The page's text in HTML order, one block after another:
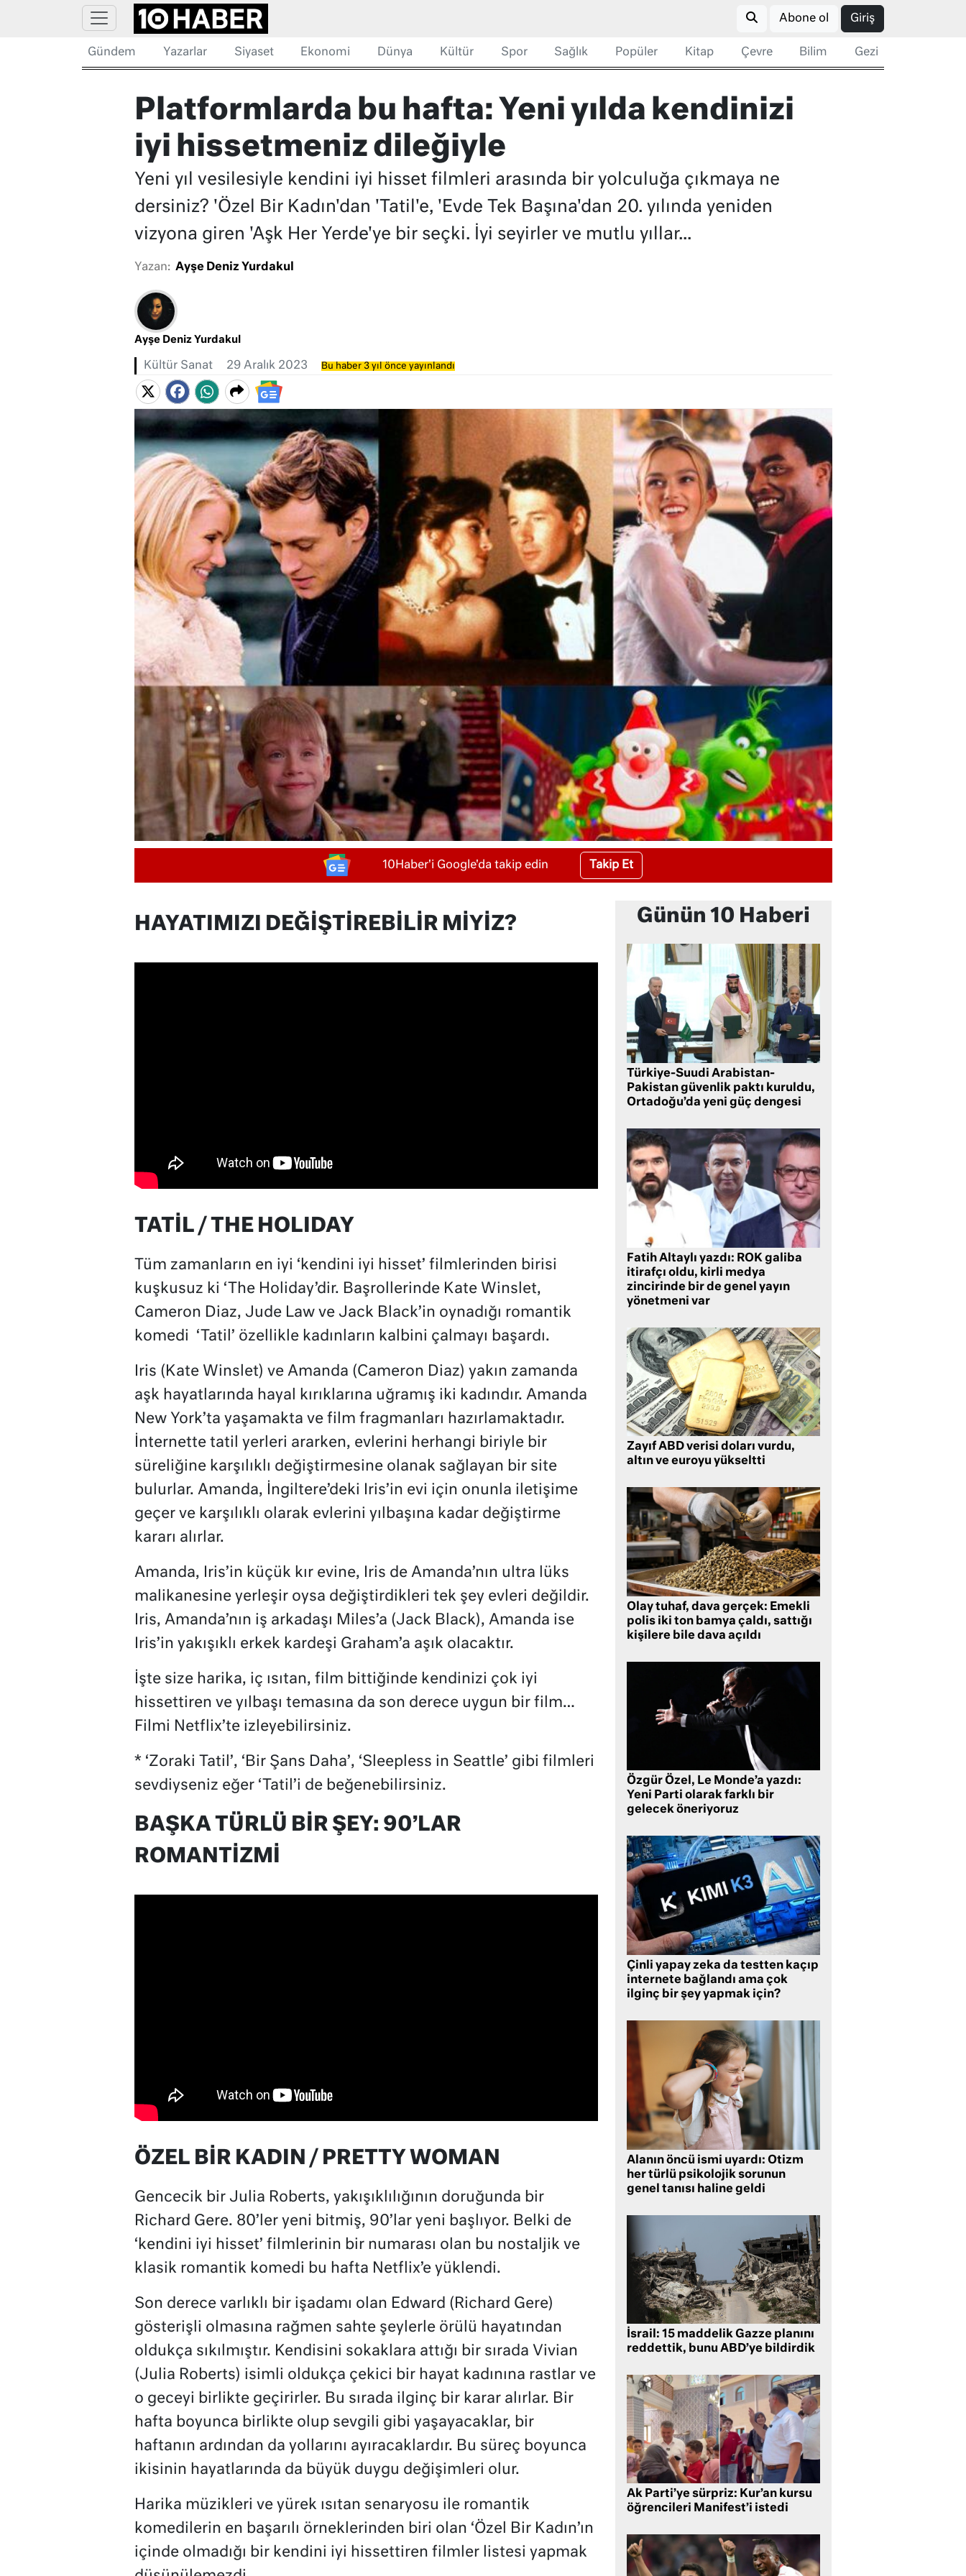
Abone ol Giriş
Gündem Yazarlar Siyaset Ekonomi Dünya Kültür Spor Sağlık Popüler Kitap Çevre Bilim Gezi
Platformlarda bu hafta: Yeni yılda kendinizi
iyi hissetmeniz dileğiyle
Yeni yıl vesilesiyle kendini iyi hisset filmleri arasında bir yolculuğa çıkmaya ne
dersiniz? 'Özel Bir Kadın'dan 'Tatil'e, 'Evde Tek Başına'dan 20. yılında yeniden
vizyona giren 'Aşk Her Yerde'ye bir seçki. İyi seyirler ve mutlu yıllar...
Yazan: Ayşe Deniz Yurdakul
Ayşe Deniz Yurdakul
Kültür Sanat 29 Aralık 2023 Bu haber 3 yıl önce yayınlandı
10Haber'i Google'da takip edin Takip Et
HAYATIMIZI DEĞİŞTİREBİLİR MİYİZ?
TATİL / THE HOLIDAY
Tüm zamanların en iyi ‘kendini iyi hisset’ filmlerinden birisi
kuşkusuz ki ‘The Holiday’dir. Başrollerinde Kate Winslet,
Cameron Diaz, Jude Law ve Jack Black’in oynadığı romantik
komedi ‘ Tatil’ özellikle kadınların kalbini çalmayı başardı.
Iris (Kate Winslet) ve Amanda (Cameron Diaz) yakın zamanda
aşk hayatlarında hayal kırıklarına uğramış iki kadındır. Amanda
New York’ta yaşamakta ve film fragmanları hazırlamaktadır.
İnternette tatil yerleri ararken, evlerini herhangi biriyle bir
süreliğine karşılıklı değiştirmesine olanak sağlayan bir site
bulurlar. Amanda, İngiltere’deki Iris’in evi için onunla iletişime
geçer ve karşılıklı olarak evlerini yılbaşına kadar değiştirme
kararı alırlar.
Amanda, Iris’in küçük kır evine, Iris de Amanda’nın ultra lüks
malikanesine yerleşir oysa değiştirdikleri tek şey evleri değildir.
Iris, Amanda’nın iş arkadaşı Miles’a (Jack Black), Amanda ise
Iris’in yakışıklı erkek kardeşi Graham’a aşık olacaktır.
İşte size harika, iç ısıtan, film bittiğinde kendinizi çok iyi
hissettiren ve yılbaşı temasına da son derece uygun bir film…
Filmi Netflix’te izleyebilirsiniz.
* ‘Zoraki Tatil’, ‘Bir Şans Daha’, ‘Sleepless in Seattle’ gibi filmleri
sevdiyseniz eğer ‘Tatil’i de beğenebilirsiniz.
BAŞKA TÜRLÜ BİR ŞEY: 90’LAR
ROMANTİZMİ
ÖZEL BİR KADIN / PRETTY WOMAN
Gencecik bir Julia Roberts, yakışıklılığının doruğunda bir
Richard Gere. 80’ler yeni bitmiş, 90’lar yeni başlıyor. Belki de
‘kendini iyi hisset’ filmlerinin bir numarası olan bu nostaljik ve
klasik romantik komedi bu hafta Netflix’e yüklendi.
Son derece varlıklı bir işadamı olan Edward (Richard Gere)
gösterişli olmasına rağmen sahte şeylerle örülü hayatından
oldukça sıkılmıştır. Kendisini sokaklara attığı bir sırada Vivian
(Julia Roberts) isimli oldukça çekici bir hayat kadınına rastlar ve
o geceyi birlikte geçirirler. Bu sırada ilginç bir karar alırlar. Bir
hafta boyunca birlikte olup sevgili gibi yaşayacaklar, bir
haftanın ardından da yollarını ayıracaklardır. Bu süreç boyunca
ikisinin hayatlarında da büyük duygu değişimleri olur.
Harika müzikleri ve yürek ısıtan senaryosu ile romantik
komedilerin en başarılı örneklerinden biri olan ‘Özel Bir Kadın’ın
içinde olmadığı bir kendini iyi hissettiren filmler listesi yapmak
Günün 10 Haberi
Türkiye-Suudi Arabistan-
Pakistan güvenlik paktı kuruldu,
Ortadoğu’da yeni güç dengesi
Fatih Altaylı yazdı: ROK galiba
itirafçı oldu, kirli medya
zincirinde bir de genel yayın
yönetmeni var
Zayıf ABD verisi doları vurdu,
altın ve euroyu yükseltti
Olay tuhaf, dava gerçek: Emekli
polis iki ton bamya çaldı, sattığı
kişilere bile dava açıldı
Özgür Özel, Le Monde’a yazdı:
Yeni Parti olarak farklı bir
gelecek öneriyoruz
Çinli yapay zeka da testten kaçıp
internete bağlandı ama çok
ilginç bir şey yapmak için?
Alanın öncü ismi uyardı: Otizm
her türlü psikolojik sorunun
genel tanısı haline geldi
İsrail: 15 maddelik Gazze planını
reddettik, bunu ABD’ye bildirdik
Ak Parti’ye sürpriz: Kur’an kursu
öğrencileri Manifest’i istedi